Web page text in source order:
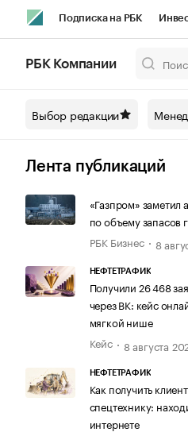
Подписка на РБК
Спецпроекты СПб
Технологии и медиа
РБК Компании
Выбор редакции
Лента публикаций
«Газпром» заметил
по объему запасов
РБК Бизнес
8
НЕФТЕТРАФИК
Получили 26 468
через ВК: кейс
мягкой нише
Кейс
8 августа
НЕФТЕТРАФИК
Как получить
спецтехнику:
интернете